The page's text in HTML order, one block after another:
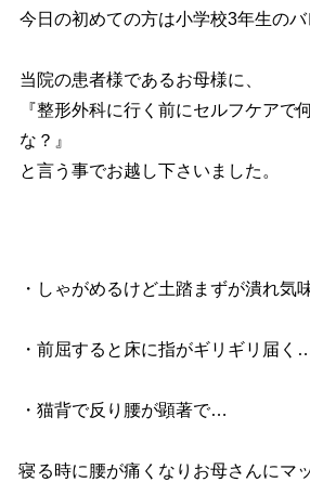
今日の初めての方は小学校3年生の
当院の患者様であるお母様に、
『整形外科に行く前にセルフケアで
な？』
と言う事でお越し下さいました。
・しゃがめるけど土踏まずが潰れ気
・前屈すると床に指がギリギリ届く
・猫背で反り腰が顕著で…
寝る時に腰が痛くなりお母さんにマ